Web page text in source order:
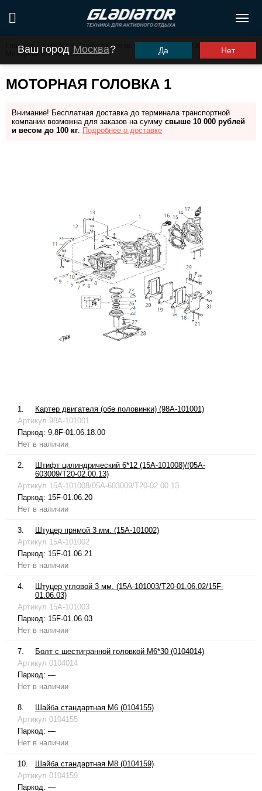
Ваш город Москва? Да Нет
Главная / Каталог Запчасти для моторов ПЛМ
Моторная головка 1
МОТОРНАЯ ГОЛОВКА 1
Внимание! Бесплатная доставка до терминала транспортной
компании возможна для заказов на сумму свыше 10 000 рублей
и весом до 100 кг. Подробнее о доставке
1.
Картер двигателя (обе половинки) (98A-101001)
Артикул 98A-101001
Паркод: 9.8F-01.06.18.00
Нет в наличии
2.
Штифт цилиндрический 6*12 (15A-101008)/(05A-
603009/T20-02.00.13)
Артикул 15A-101008/05A-603009/T20-02.00.13
Паркод: 15F-01.06.20
Нет в наличии
3.
Штуцер прямой 3 мм. (15A-101002)
Артикул 15A-101002
Паркод: 15F-01.06.21
Нет в наличии
4.
Штуцер угловой 3 мм. (15A-101003/T20-01.06.02/15F-
01.06.03)
Артикул 15A-101003
Паркод: 15F-01.06.03
Нет в наличии
7.
Болт с шестигранной головкой М6*30 (0104014)
Артикул 0104014
Паркод: —
Нет в наличии
8.
Шайба стандартная М6 (0104155)
Артикул 0104155
Паркод: —
Нет в наличии
10.
Шайба стандартная М8 (0104159)
Артикул 0104159
Паркод: —